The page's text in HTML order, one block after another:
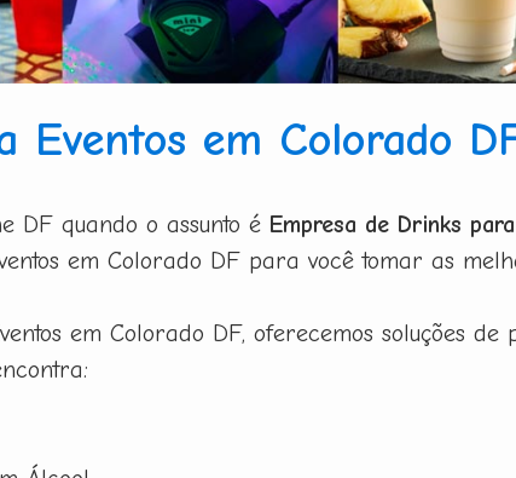
Eventos em Colorado
DF quando o assunto é Empresa de Drinks
em Colorado DF para você tomar as
em Colorado DF, oferecemos soluções